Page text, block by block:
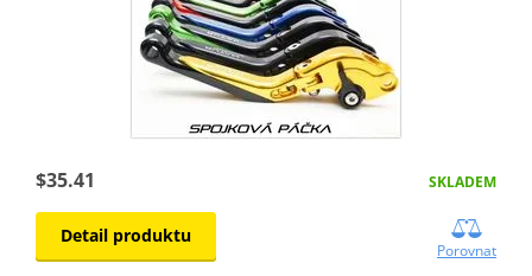
$35.41 SKLADEM
Detail produktu
Porovnat